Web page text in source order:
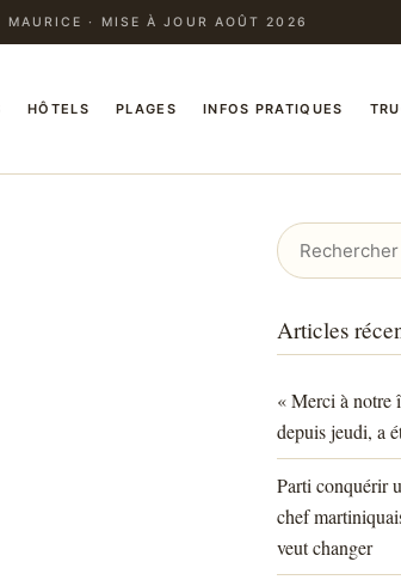
MAURICE · MISE À JOUR AOÛT 2026
HÔTELS PLAGES INFOS PRATIQUES
Rechercher
:
Articles
« Merci à notre
depuis jeudi, a
Parti conquérir
chef
veut changer